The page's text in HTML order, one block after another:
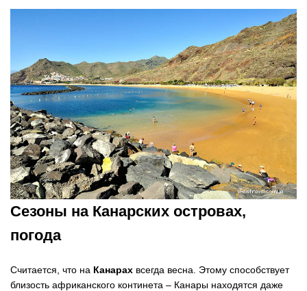
Сезоны на Канарских островах,
погода
Считается, что на Канарах всегда весна. Этому способствует
близость африканского континета – Канары находятся даже